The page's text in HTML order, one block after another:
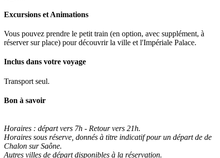
Excursions et Animations
Vous pouvez prendre le petit train (en option, avec supplément, à
réserver sur place) pour découvrir la ville et l'Impériale Palace.
Inclus dans votre voyage
Transport seul.
Bon à savoir
Horaires : départ vers 7h - Retour vers 21h.
Horaires sous réserve, donnés à titre indicatif pour un départ de de
Chalon sur Saône.
Autres villes de départ disponibles à la réservation.